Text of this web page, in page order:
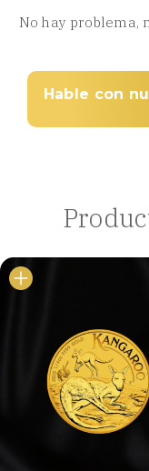
No hay problema,
Hable con